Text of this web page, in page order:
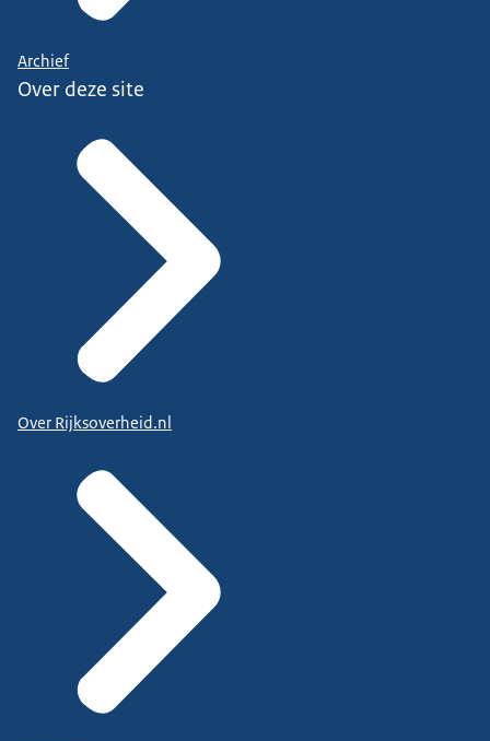
Archief
Over deze site
Over Rijksoverheid.nl